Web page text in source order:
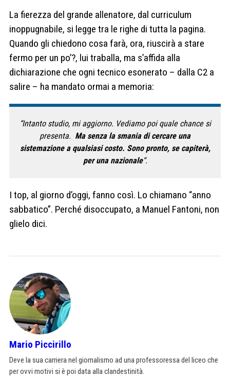
La fierezza del grande allenatore, dal curriculum
inoppugnabile, si legge tra le righe di tutta la pagina.
Quando gli chiedono cosa farà, ora, riuscirà a stare
fermo per un po’?, lui traballa, ma s’affida alla
dichiarazione che ogni tecnico esonerato – dalla C2 a
salire – ha mandato ormai a memoria:
“Intanto studio, mi aggiorno. Vediamo poi quale chance si
presenta. Ma senza la smania di cercare una
sistemazione a qualsiasi costo. Sono pronto, se capiterà,
per una nazionale“.
I top, al giorno d’oggi, fanno così. Lo chiamano “anno
sabbatico”. Perché disoccupato, a Manuel Fantoni, non
glielo dici.
Mario Piccirillo
Deve la sua carriera nel giornalismo ad una professoressa del liceo che
per ovvi motivi si è poi data alla clandestinità.